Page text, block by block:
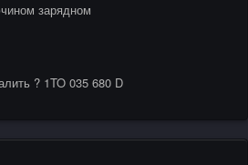
зарядном
? 1TO 035 680 D